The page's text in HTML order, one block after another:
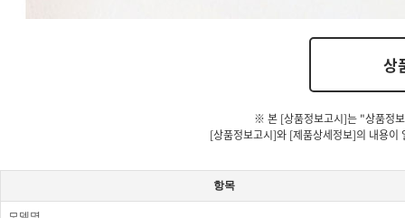
상
※ 본 [상품정보고시]는 "상품정
[상품정보고시]와 [제품상세정보]의 내용이
항목